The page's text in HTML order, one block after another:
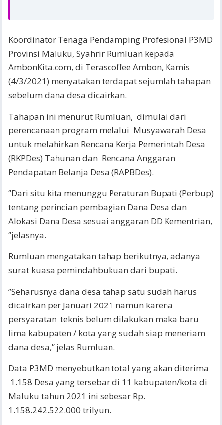
Koordinator Tenaga Pendamping Profesional P3MD
Provinsi Maluku, Syahrir Rumluan kepada
AmbonKita.com, di Terascoffee Ambon, Kamis
(4/3/2021) menyatakan terdapat sejumlah tahapan
sebelum dana desa dicairkan.
Tahapan ini menurut Rumluan, dimulai dari
perencanaan program melalui Musyawarah Desa
untuk melahirkan Rencana Kerja Pemerintah Desa
(RKPDes) Tahunan dan Rencana Anggaran
Pendapatan Belanja Desa (RAPBDes).
‘’Dari situ kita menunggu Peraturan Bupati (Perbup)
tentang perincian pembagian Dana Desa dan
Alokasi Dana Desa sesuai anggaran DD Kementrian,
‘’jelasnya.
Rumluan mengatakan tahap berikutnya, adanya
surat kuasa pemindahbukuan dari bupati.
‘’Seharusnya dana desa tahap satu sudah harus
dicairkan per Januari 2021 namun karena
persyaratan teknis belum dilakukan maka baru
lima kabupaten / kota yang sudah siap meneriam
dana desa,’’ jelas Rumluan.
Data P3MD menyebutkan total yang akan diterima
1.158 Desa yang tersebar di 11 kabupaten/kota di
Maluku tahun 2021 ini sebesar Rp.
1.158.242.522.000 trilyun.